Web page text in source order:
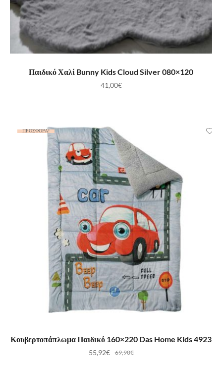
ΠΡΟΣΘΉΚΗ ΣΤΟ ΚΑΛΆΘΙ
Παιδικό Χαλί Bunny Kids Cloud Silver 080×120
41,00€
ΠΡΟΣΦΟΡΆ!
ΠΡΟΣΘΉΚΗ ΣΤΟ ΚΑΛΆΘΙ
Κουβερτοπάπλωμα Παιδικό 160×220 Das Home Kids 4923
69,90€
55,92€